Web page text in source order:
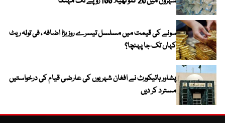
سونے کی قیمت میں مسلسل تیسرے روز بڑا اضافہ ، فی تولہ ریٹ
کہاں تک جا پہنچا؟
پشاور ہائیکورٹ نے افغان شہریوں کی عارضی قیام کی درخواستیں
مسترد کر دیں